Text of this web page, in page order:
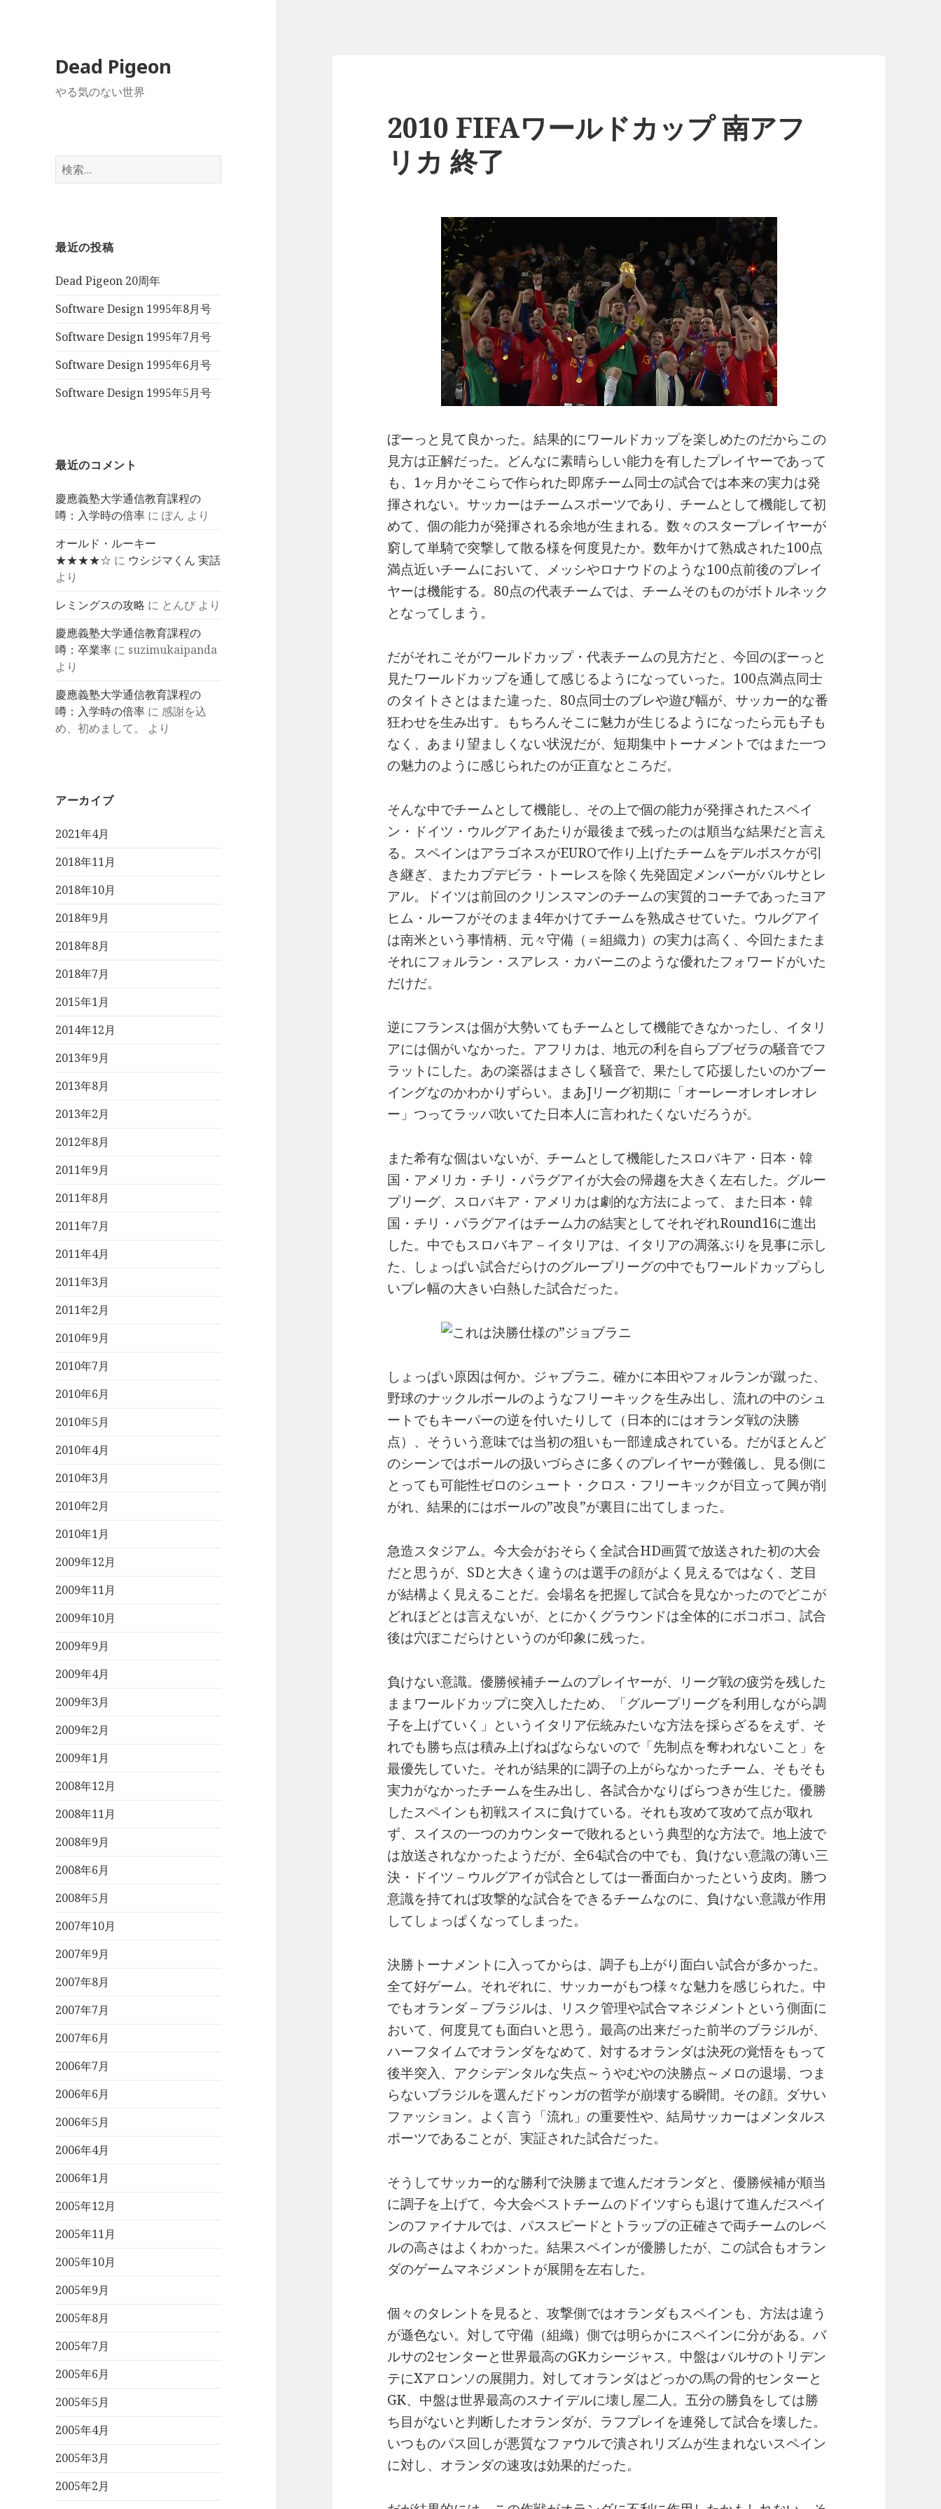
Dead Pigeon
やる気のない世界
検
索:
最近の投稿
Dead Pigeon 20周年
Software Design 1995年8月号
Software Design 1995年7月号
Software Design 1995年6月号
Software Design 1995年5月号
最近のコメント
慶應義塾大学通信教育課程の
噂：入学時の倍率 にぽん より
オールド・ルーキー
★★★★☆ に ウシジマくん 実話
より
レミングスの攻略 に とんび より
慶應義塾大学通信教育課程の
噂：卒業率 に suzimukaipanda
より
慶應義塾大学通信教育課程の
噂：入学時の倍率 に 感謝を込
め、初めまして。
より
アーカイブ
2021年4月
2018年11月
2018年10月
2018年9月
2018年8月
2018年7月
2015年1月
2014年12月
2013年9月
2013年8月
2013年2月
2012年8月
2011年9月
2011年8月
2011年7月
2011年4月
2011年3月
2011年2月
2010年9月
2010年7月
2010年6月
2010年5月
2010年4月
2010年3月
2010年2月
2010年1月
2009年12月
2009年11月
2009年10月
2009年9月
2009年4月
2009年3月
2009年2月
2009年1月
2008年12月
2008年11月
2008年9月
2008年6月
2008年5月
2007年10月
2007年9月
2007年8月
2007年7月
2007年6月
2006年7月
2006年6月
2006年5月
2006年4月
2006年1月
2005年12月
2005年11月
2005年10月
2005年9月
2005年8月
2005年7月
2005年6月
2005年5月
2005年4月
2005年3月
2005年2月
2010 FIFAワールドカップ 南アフ
リカ 終了
ぼーっと見て良かった。結果的にワールドカップを楽しめたのだからこの
見方は正解だった。どんなに素晴らしい能力を有したプレイヤーであって
も、1ヶ月かそこらで作られた即席チーム同士の試合では本来の実力は発
揮されない。サッカーはチームスポーツであり、チームとして機能して初
めて、個の能力が発揮される余地が生まれる。数々のスタープレイヤーが
窮して単騎で突撃して散る様を何度見たか。数年かけて熟成された100点
満点近いチームにおいて、メッシやロナウドのような100点前後のプレイ
ヤーは機能する。80点の代表チームでは、チームそのものがボトルネック
となってしまう。
だがそれこそがワールドカップ・代表チームの見方だと、今回のぼーっと
見たワールドカップを通して感じるようになっていった。100点満点同士
のタイトさとはまた違った、80点同士のブレや遊び幅が、サッカー的な番
狂わせを生み出す。もちろんそこに魅力が生じるようになったら元も子も
なく、あまり望ましくない状況だが、短期集中トーナメントではまた一つ
の魅力のように感じられたのが正直なところだ。
そんな中でチームとして機能し、その上で個の能力が発揮されたスペイ
ン・ドイツ・ウルグアイあたりが最後まで残ったのは順当な結果だと言え
る。スペインはアラゴネスがEUROで作り上げたチームをデルボスケが引
き継ぎ、またカプデビラ・トーレスを除く先発固定メンバーがバルサとレ
アル。ドイツは前回のクリンスマンのチームの実質的コーチであったヨア
ヒム・ルーフがそのまま4年かけてチームを熟成させていた。ウルグアイ
は南米という事情柄、元々守備（＝組織力）の実力は高く、今回たまたま
それにフォルラン・スアレス・カバーニのような優れたフォワードがいた
だけだ。
逆にフランスは個が大勢いてもチームとして機能できなかったし、イタリ
アには個がいなかった。アフリカは、地元の利を自らブブゼラの騒音でフ
ラットにした。あの楽器はまさしく騒音で、果たして応援したいのかブー
イングなのかわかりずらい。まあJリーグ初期に「オーレーオレオレオレ
ー」つってラッパ吹いてた日本人に言われたくないだろうが。
また希有な個はいないが、チームとして機能したスロバキア・日本・韓
国・アメリカ・チリ・パラグアイが大会の帰趨を大きく左右した。グルー
プリーグ、スロバキア・アメリカは劇的な方法によって、また日本・韓
国・チリ・パラグアイはチーム力の結実としてそれぞれRound16に進出
した。中でもスロバキア – イタリアは、イタリアの凋落ぶりを見事に示し
た、しょっぱい試合だらけのグループリーグの中でもワールドカップらし
いブレ幅の大きい白熱した試合だった。
しょっぱい原因は何か。ジャブラニ。確かに本田やフォルランが蹴った、
野球のナックルボールのようなフリーキックを生み出し、流れの中のシュ
ートでもキーパーの逆を付いたりして（日本的にはオランダ戦の決勝
点）、そういう意味では当初の狙いも一部達成されている。だがほとんど
のシーンではボールの扱いづらさに多くのプレイヤーが難儀し、見る側に
とっても可能性ゼロのシュート・クロス・フリーキックが目立って興が削
がれ、結果的にはボールの”改良”が裏目に出てしまった。
急造スタジアム。今大会がおそらく全試合HD画質で放送された初の大会
だと思うが、SDと大きく違うのは選手の顔がよく見えるではなく、芝目
が結構よく見えることだ。会場名を把握して試合を見なかったのでどこが
どれほどとは言えないが、とにかくグラウンドは全体的にボコボコ、試合
後は穴ぼこだらけというのが印象に残った。
負けない意識。優勝候補チームのプレイヤーが、リーグ戦の疲労を残した
ままワールドカップに突入したため、「グループリーグを利用しながら調
子を上げていく」というイタリア伝統みたいな方法を採らざるをえず、そ
れでも勝ち点は積み上げねばならないので「先制点を奪われないこと」を
最優先していた。それが結果的に調子の上がらなかったチーム、そもそも
実力がなかったチームを生み出し、各試合かなりばらつきが生じた。優勝
したスペインも初戦スイスに負けている。それも攻めて攻めて点が取れ
ず、スイスの一つのカウンターで敗れるという典型的な方法で。地上波で
は放送されなかったようだが、全64試合の中でも、負けない意識の薄い三
決・ドイツ – ウルグアイが試合としては一番面白かったという皮肉。勝つ
意識を持てれば攻撃的な試合をできるチームなのに、負けない意識が作用
してしょっぱくなってしまった。
決勝トーナメントに入ってからは、調子も上がり面白い試合が多かった。
全て好ゲーム。それぞれに、サッカーがもつ様々な魅力を感じられた。中
でもオランダ – ブラジルは、リスク管理や試合マネジメントという側面に
おいて、何度見ても面白いと思う。最高の出来だった前半のブラジルが、
ハーフタイムでオランダをなめて、対するオランダは決死の覚悟をもって
後半突入、アクシデンタルな失点～うやむやの決勝点～メロの退場、つま
らないブラジルを選んだドゥンガの哲学が崩壊する瞬間。その顔。ダサい
ファッション。よく言う「流れ」の重要性や、結局サッカーはメンタルス
ポーツであることが、実証された試合だった。
そうしてサッカー的な勝利で決勝まで進んだオランダと、優勝候補が順当
に調子を上げて、今大会ベストチームのドイツすらも退けて進んだスペイ
ンのファイナルでは、パススピードとトラップの正確さで両チームのレベ
ルの高さはよくわかった。結果スペインが優勝したが、この試合もオラン
ダのゲームマネジメントが展開を左右した。
個々のタレントを見ると、攻撃側ではオランダもスペインも、方法は違う
が遜色ない。対して守備（組織）側では明らかにスペインに分がある。バ
ルサの2センターと世界最高のGKカシージャス。中盤はバルサのトリデン
テにXアロンソの展開力。対してオランダはどっかの馬の骨的センターと
GK、中盤は世界最高のスナイデルに壊し屋二人。五分の勝負をしては勝
ち目がないと判断したオランダが、ラフプレイを連発して試合を壊した。
いつものパス回しが悪質なファウルで潰されリズムが生まれないスペイン
に対し、オランダの速攻は効果的だった。